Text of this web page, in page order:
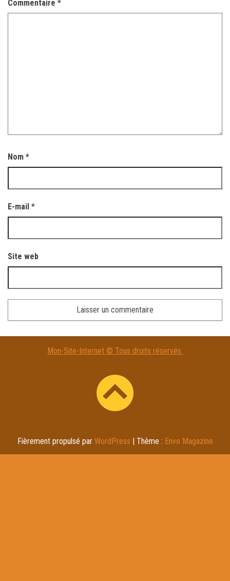
Commentaire *
Nom *
E-mail *
Site web
A
i
Mon-Site-Internet © Tous droits réservés.
Fièrement propulsé par WordPress Thème : Envo Magazine